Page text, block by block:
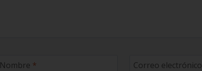
Nombre * Correo electrónico